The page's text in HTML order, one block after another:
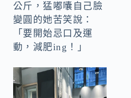
公斤，猛嘟囔自己臉
變圓的她苦笑說：
「要開始忌口及運
動，減肥ing！」